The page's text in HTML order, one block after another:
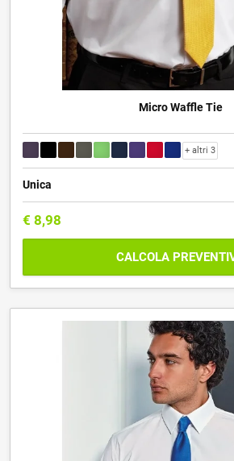
Micro Waffle Tie
+ altri 3
Unica
€ 8,98
CALCOLA